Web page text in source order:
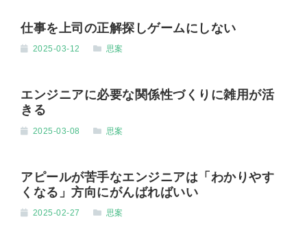
仕事を上司の正解探しゲームにしない
2025-03-12 思案
エンジニアに必要な関係性づくりに雑用が活
きる
2025-03-08 思案
アピールが苦手なエンジニアは「わかりやす
くなる」方向にがんばればいい
2025-02-27 思案